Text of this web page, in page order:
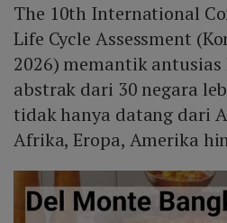
The 10th International
Life Cycle Assessment
2026) memantik
abstrak dari 30 negara
tidak hanya datang dari
Afrika, Eropa, Amerika